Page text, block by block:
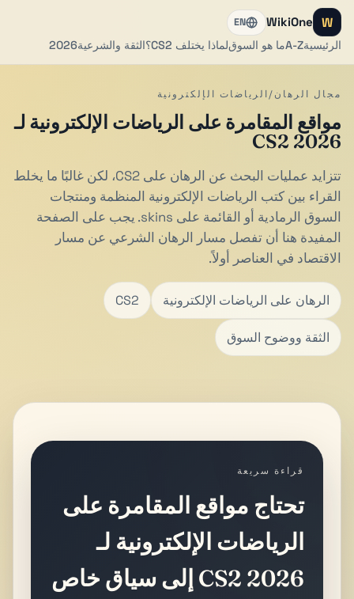
W
WikiOne
الرئيسيةA-Zما هو السوقلماذا يختلف CS2؟ الثقة والشرعية2026
EN
مجال الرهان/الرياضات الإلكترونية
مواقع المقامرة على الرياضات الإلكترونية لـ
CS2 2026
تتزايد عمليات البحث عن الرهان على CS2، لكن غالبًا ما يخلط
القراء بين كتب الرياضات الإلكترونية المنظمة ومنتجات
السوق الرمادية أو القائمة على skins. يجب على الصفحة
المفيدة هنا أن تفصل مسار الرهان الشرعي عن مسار
الاقتصاد في العناصر أولاً.
الرهان على الرياضات الإلكترونية CS2
الثقة ووضوح السوق
قراءة سريعة
تحتاج مواقع المقامرة على
الرياضات الإلكترونية لـ
CS2 2026 إلى سياق خاص